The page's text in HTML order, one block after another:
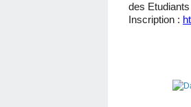
des Etudiants
Inscription :